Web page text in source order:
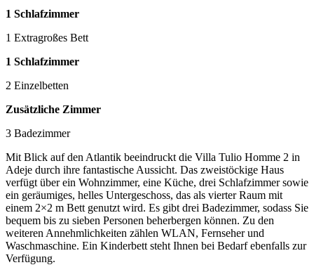
1 Schlafzimmer
1 Extragroßes Bett
1 Schlafzimmer
2 Einzelbetten
Zusätzliche Zimmer
3 Badezimmer
Mit Blick auf den Atlantik beeindruckt die Villa Tulio Homme 2 in
Adeje durch ihre fantastische Aussicht. Das zweistöckige Haus
verfügt über ein Wohnzimmer, eine Küche, drei Schlafzimmer sowie
ein geräumiges, helles Untergeschoss, das als vierter Raum mit
einem 2×2 m Bett genutzt wird. Es gibt drei Badezimmer, sodass Sie
bequem bis zu sieben Personen beherbergen können. Zu den
weiteren Annehmlichkeiten zählen WLAN, Fernseher und
Waschmaschine. Ein Kinderbett steht Ihnen bei Bedarf ebenfalls zur
Verfügung.